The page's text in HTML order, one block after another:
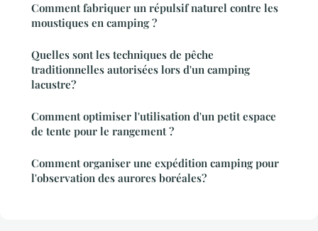
Comment fabriquer un répulsif naturel contre les
moustiques en camping ?
Quelles sont les techniques de pêche
traditionnelles autorisées lors d'un camping
lacustre?
Comment optimiser l'utilisation d'un petit espace
de tente pour le rangement ?
Comment organiser une expédition camping pour
l'observation des aurores boréales?